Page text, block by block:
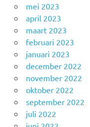
mei 2023
april 2023
maart 2023
februari 2023
januari 2023
december 2022
november 2022
oktober 2022
september 2022
juli 2022